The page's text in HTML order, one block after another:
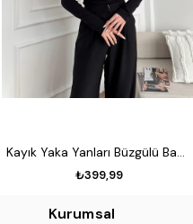
Kayık Yaka Yanları Büzgülü Badi Siyah
₺399,99
Kurumsal